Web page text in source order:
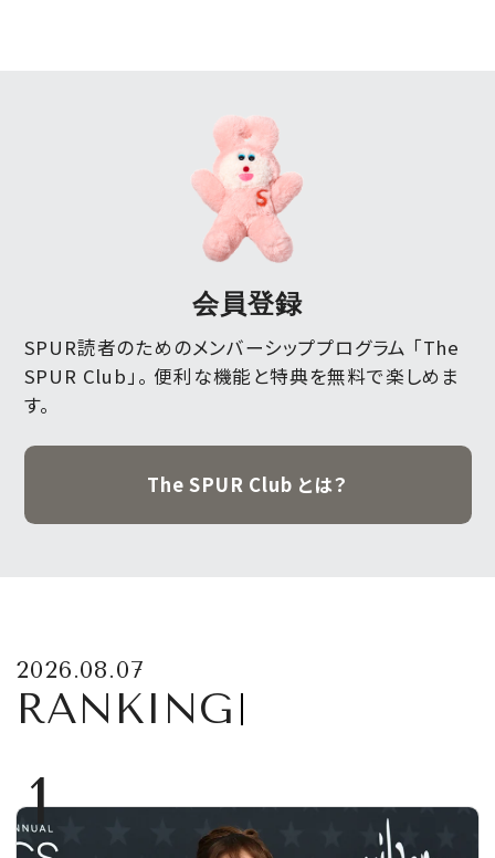
会員登録
SPUR読者のためのメンバーシッププログラム 「The
SPUR Club」。 便利な機能と特典を無料で楽しめま
す。
The SPUR Club とは？
2026.08.07
RANKING
1